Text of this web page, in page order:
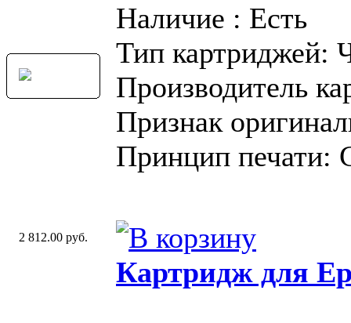
Наличие : Есть
Тип картриджей:
Производитель
Признак
Принцип печати:
2 812.00 руб.
Картридж для